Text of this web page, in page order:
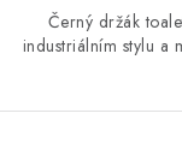
Černý držák
industriálním stylu a